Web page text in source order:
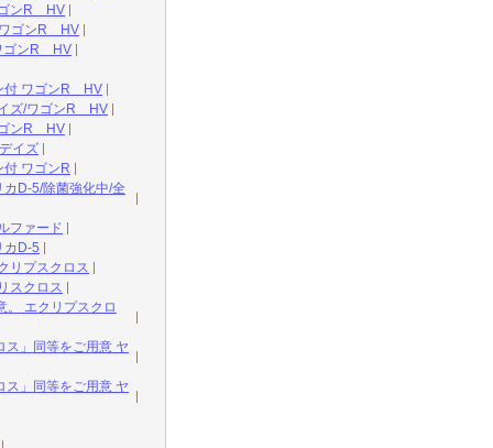
ゴンR HV
ワゴンR HV
ゴンR HV
付 ワゴンR HV
イズ/ワゴンR HV
ゴンR HV
イズ
ワゴンR
D-5/除菌強化中/全
ファード
カD-5
リプスクロス
スクロス
。 エクリプスクロ
ス」同等をご用意 ヤ
ス」同等をご用意 ヤ